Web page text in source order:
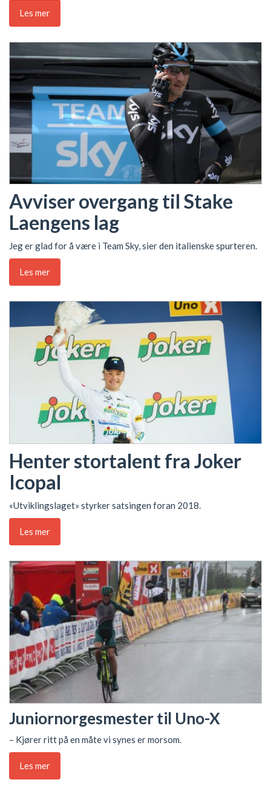
Les mer
Avviser overgang til Stake
Laengens lag
Jeg er glad for å være i Team Sky, sier den italienske spurteren.
Les mer
Henter stortalent fra Joker
Icopal
«Utviklingslaget» styrker satsingen foran 2018.
Les mer
Juniornorgesmester til Uno-X
– Kjører ritt på en måte vi synes er morsom.
Les mer